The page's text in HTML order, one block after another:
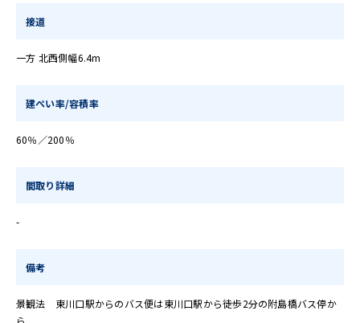
接道
一方 北西側幅6.4m
建ぺい率/容積率
60％／200％
間取り詳細
-
備考
景観法 東川口駅からのバス便は東川口駅から徒歩2分の附島橋バス停か
ら